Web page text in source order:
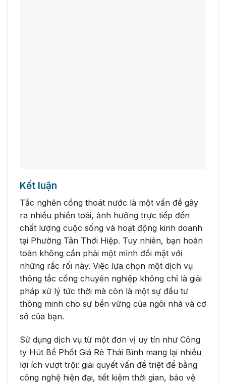
Kết luận
Tắc nghẽn cống thoát nước là một vấn đề gây
ra nhiều phiền toái, ảnh hưởng trực tiếp đến
chất lượng cuộc sống và hoạt động kinh doanh
tại Phường Tân Thới Hiệp. Tuy nhiên, bạn hoàn
toàn không cần phải một mình đối mặt với
những rắc rối này. Việc lựa chọn một dịch vụ
thông tắc cống chuyên nghiệp không chỉ là giải
pháp xử lý tức thời mà còn là một sự đầu tư
thông minh cho sự bền vững của ngôi nhà và cơ
sở của bạn.
Sử dụng dịch vụ từ một đơn vị uy tín như Công
ty Hút Bể Phốt Giá Rẻ Thái Bình mang lại nhiều
lợi ích vượt trội: giải quyết vấn đề triệt để bằng
công nghệ hiện đại, tiết kiệm thời gian, bảo vệ